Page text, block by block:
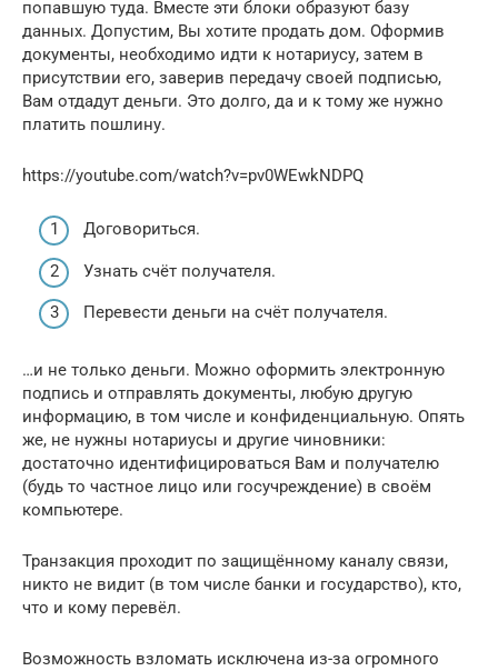
попавшую туда. Вместе эти блоки образуют базу
данных. Допустим, Вы хотите продать дом. Оформив
документы, необходимо идти к нотариусу, затем в
присутствии его, заверив передачу своей подписью,
Вам отдадут деньги. Это долго, да и к тому же нужно
платить пошлину.
https://youtube.com/watch?v=pv0WEwkNDPQ
Договориться.
Узнать счёт получателя.
Перевести деньги на счёт получателя.
…и не только деньги. Можно оформить электронную
подпись и отправлять документы, любую другую
информацию, в том числе и конфиденциальную. Опять
же, не нужны нотариусы и другие чиновники:
достаточно идентифицироваться Вам и получателю
(будь то частное лицо или госучреждение) в своём
компьютере.
Транзакция проходит по защищённому каналу связи,
никто не видит (в том числе банки и государство), кто,
что и кому перевёл.
Возможность взломать исключена из-за огромного